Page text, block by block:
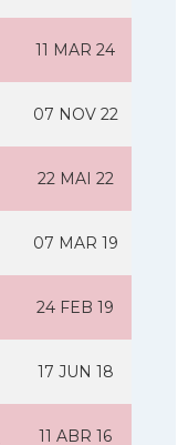
11 MAR 24
07 NOV 22
22 MAI 22
07 MAR 19
24 FEB 19
17 JUN 18
11 ABR 16